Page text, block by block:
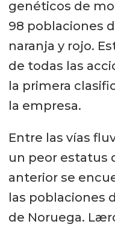
genéticos de
98 poblaciones
naranja y rojo.
de todas las
la primera
la empresa.
Entre las vías
un peor estatus
anterior se
las poblaciones
de Noruega.